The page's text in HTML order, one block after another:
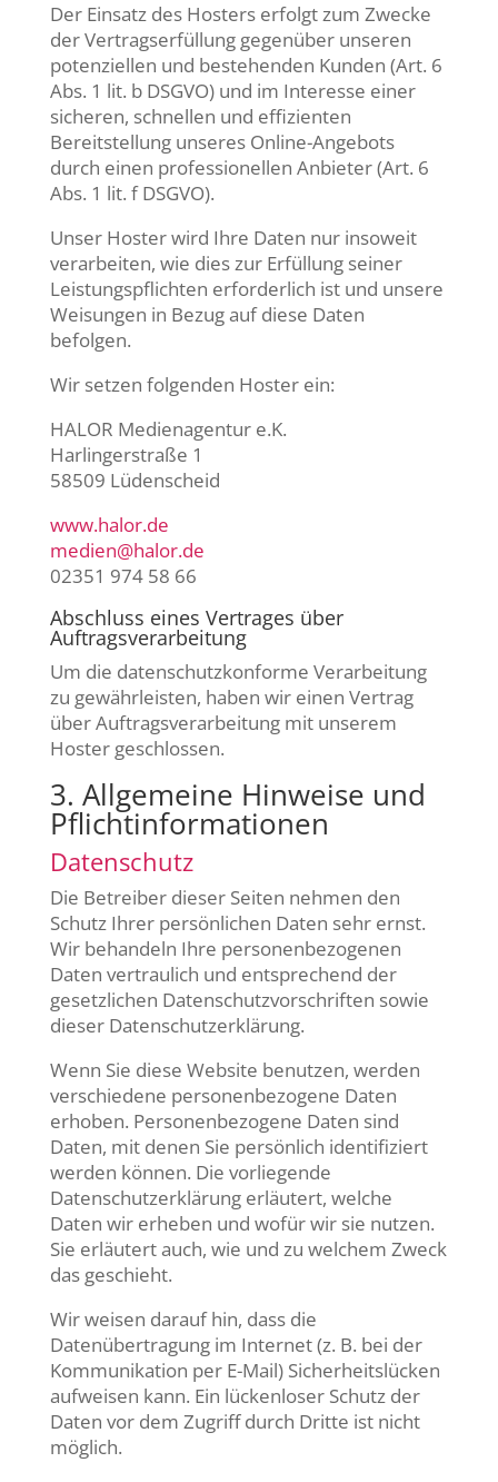
Der Einsatz des Hosters erfolgt zum Zwecke
der Vertragserfüllung gegenüber unseren
potenziellen und bestehenden Kunden (Art. 6
Abs. 1 lit. b DSGVO) und im Interesse einer
sicheren, schnellen und effizienten
Bereitstellung unseres Online-Angebots
durch einen professionellen Anbieter (Art. 6
Abs. 1 lit. f DSGVO).
Unser Hoster wird Ihre Daten nur insoweit
verarbeiten, wie dies zur Erfüllung seiner
Leistungspflichten erforderlich ist und unsere
Weisungen in Bezug auf diese Daten
befolgen.
Wir setzen folgenden Hoster ein:
HALOR Medienagentur e.K.
Harlingerstraße 1
58509 Lüdenscheid
www.halor.de
medien@halor.de
02351 974 58 66
Abschluss eines Vertrages über
Auftragsverarbeitung
Um die datenschutzkonforme Verarbeitung
zu gewährleisten, haben wir einen Vertrag
über Auftragsverarbeitung mit unserem
Hoster geschlossen.
3. Allgemeine Hinweise und
Pflicht­informationen
Datenschutz
Die Betreiber dieser Seiten nehmen den
Schutz Ihrer persönlichen Daten sehr ernst.
Wir behandeln Ihre personenbezogenen
Daten vertraulich und entsprechend der
gesetzlichen Datenschutzvorschriften sowie
dieser Datenschutzerklärung.
Wenn Sie diese Website benutzen, werden
verschiedene personenbezogene Daten
erhoben. Personenbezogene Daten sind
Daten, mit denen Sie persönlich identifiziert
werden können. Die vorliegende
Datenschutzerklärung erläutert, welche
Daten wir erheben und wofür wir sie nutzen.
Sie erläutert auch, wie und zu welchem Zweck
das geschieht.
Wir weisen darauf hin, dass die
Datenübertragung im Internet (z. B. bei der
Kommunikation per E-Mail) Sicherheitslücken
aufweisen kann. Ein lückenloser Schutz der
Daten vor dem Zugriff durch Dritte ist nicht
möglich.